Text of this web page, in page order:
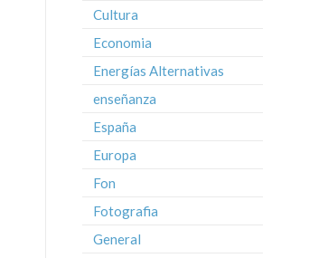
Cultura
Economia
Energías Alternativas
enseñanza
España
Europa
Fon
Fotografia
General